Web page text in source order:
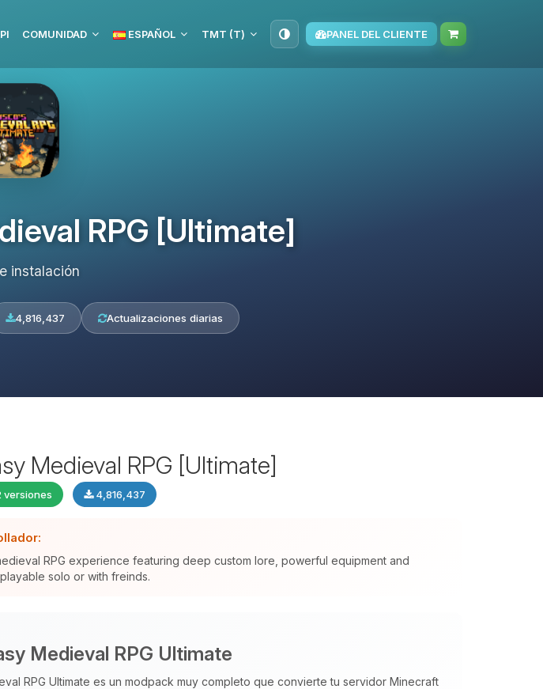
COMUNIDAD ESPAÑOL TMT (T‏) PANEL DEL CLIENTE
RPG [Ultimate]
instalación
4,816,437 Actualizaciones diarias
Medieval RPG [Ultimate]
versiones 4,816,437
RPG experience featuring deep custom lore, powerful equipment and
solo or with freinds.
Medieval RPG Ultimate
RPG Ultimate es un modpack muy completo que convierte tu servidor Minecraft